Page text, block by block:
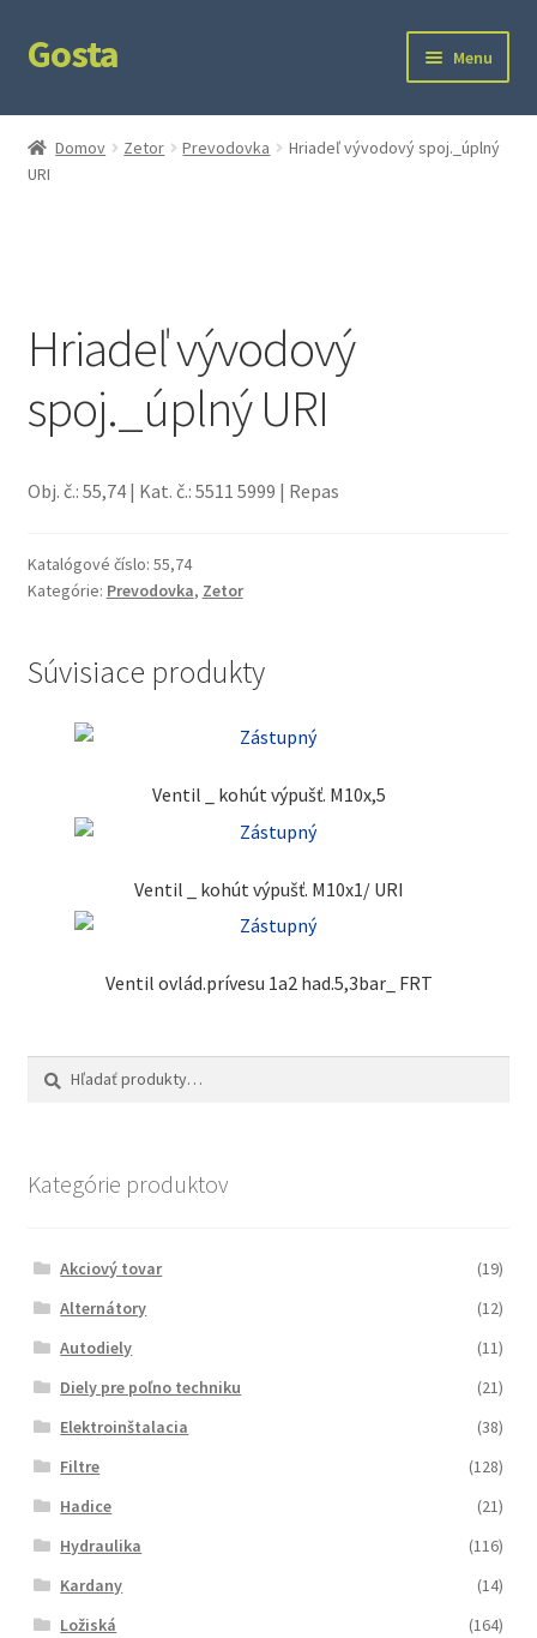
Preskočiť
na
Preskočiť
na
Gosta Menu
Domov
Kontakt
Domov Zetor Prevodovka
Hriadeľ vývodový spoj._úplný
URI
Hriadeľ vývodový
spoj._úplný URI
Obj. č.: 55,74 | Kat. č.: 5511 5999 | Repas
Katalógové číslo: 55,74
Kategórie: Prevodovka, Zetor
Súvisiace produkty
Ventil _ kohút výpušť. M10x,5
Ventil _ kohút výpušť. M10x1/ URI
Ventil ovlád.prívesu 1a2 had.5,3bar_ FRT
Hľadať:
Vyhľadávanie
Kategórie produktov
Akciový tovar
(19)
Alternátory
(12)
Autodiely
(11)
Diely pre poľno techniku
(21)
Elektroinštalacia
(38)
Filtre
(128)
Hadice
(21)
Hydraulika
(116)
Kardany
(14)
Ložiská
(164)